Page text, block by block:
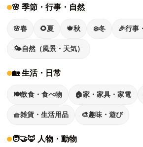
🌸 季節・行事・自然
🌸春 🌻夏 🍁秋 ❄️冬 🎉行事
🌤️自然（風景・天気）
🏡 生活・日常
🍽️飲食・食べ物 🏠家・家具・家電
🧺雑貨・生活用品 🎨趣味・遊び
🧑‍🤝‍🦊 人物・動物